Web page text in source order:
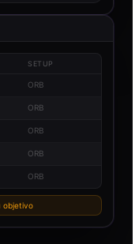
SETUP
ORB
ORB
ORB
ORB
ORB
objetivo